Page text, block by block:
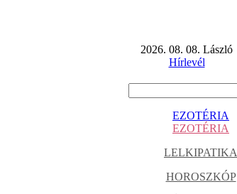
2026. 08. 08. László
Hírlevél
EZOTÉRIA
EZOTÉRIA
LELKIPATIKA
HOROSZKÓP